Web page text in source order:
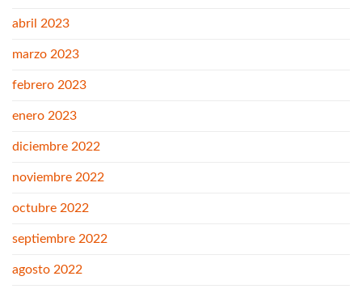
abril 2023
marzo 2023
febrero 2023
enero 2023
diciembre 2022
noviembre 2022
octubre 2022
septiembre 2022
agosto 2022